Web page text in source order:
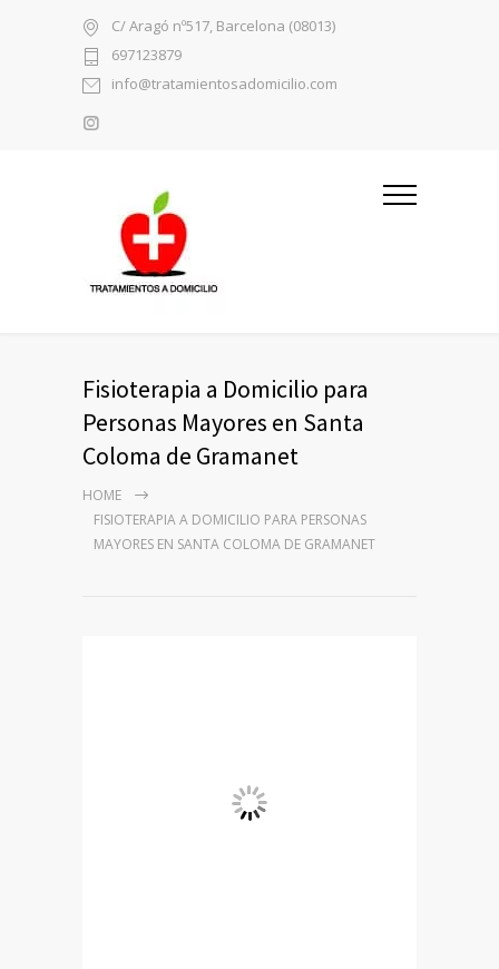
C/ Aragó nº517, Barcelona (08013)
697123879
info@tratamientosadomicilio.com
Fisioterapia a Domicilio para
Personas Mayores en Santa
Coloma de Gramanet
HOME
FISIOTERAPIA A DOMICILIO PARA PERSONAS
MAYORES EN SANTA COLOMA DE GRAMANET